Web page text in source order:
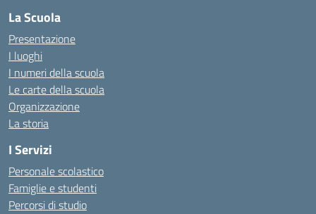
La Scuola
Presentazione
I luoghi
I numeri della scuola
Le carte della scuola
Organizzazione
La storia
I Servizi
Personale scolastico
Famiglie e studenti
Percorsi di studio